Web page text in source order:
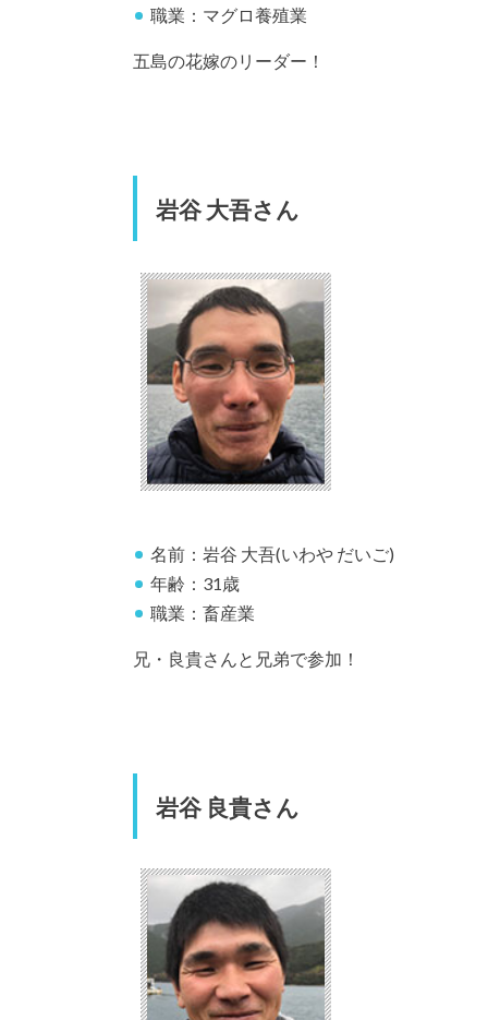
職業：マグロ養殖業
五島の花嫁のリーダー！
岩谷 大吾さん
名前：岩谷 大吾(いわや だいご)
年齢：31歳
職業：畜産業
兄・良貴さんと兄弟で参加！
岩谷 良貴さん